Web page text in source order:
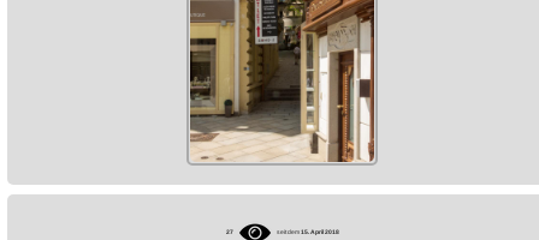
27 seit dem15. April 2018